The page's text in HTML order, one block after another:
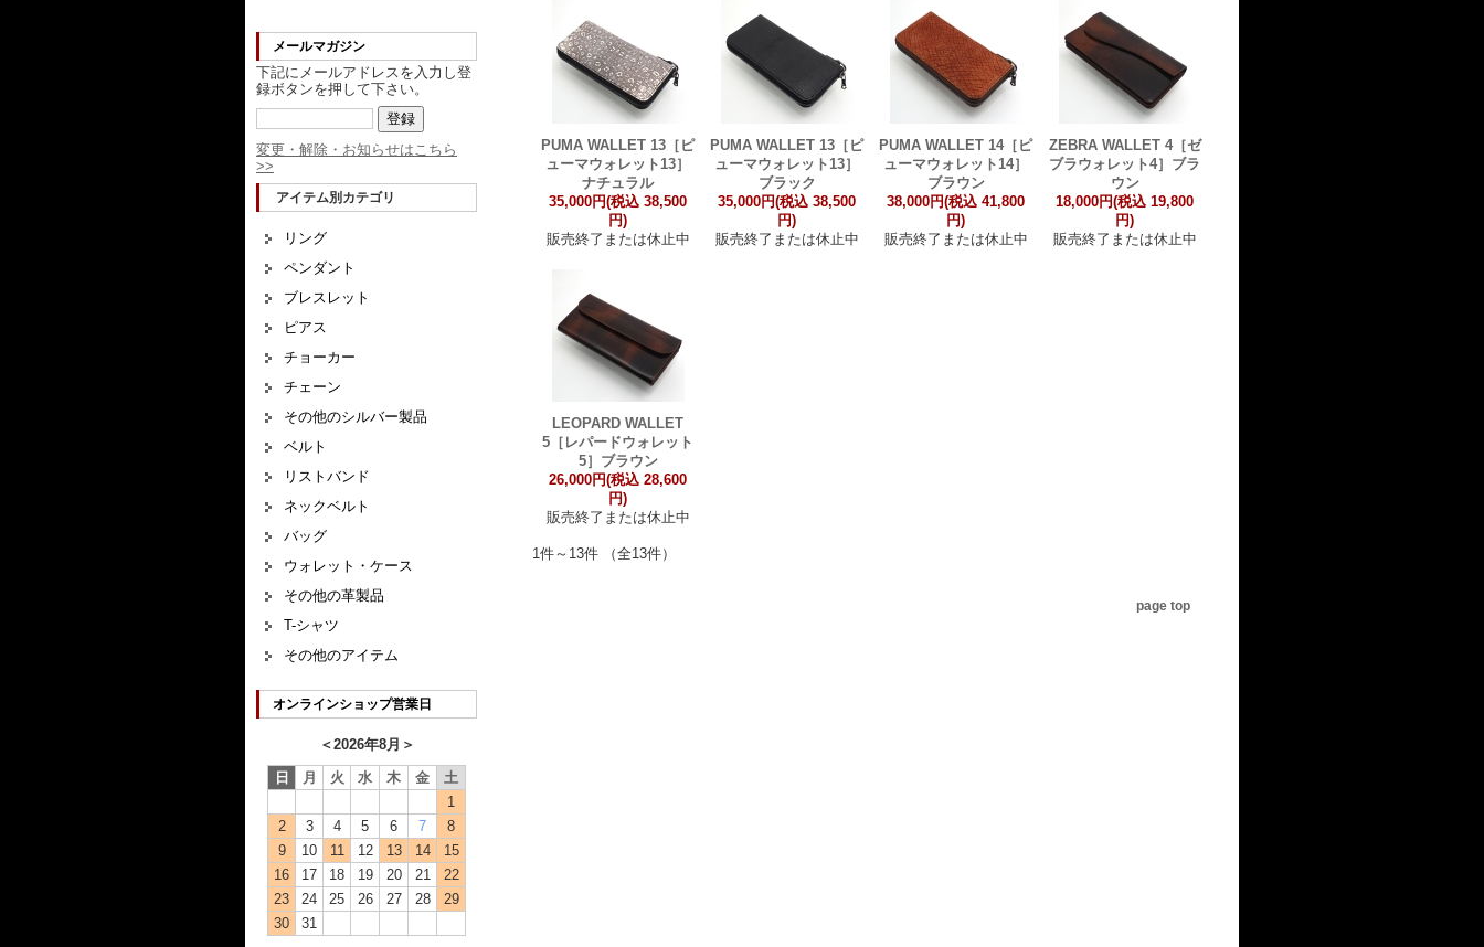
メールマガジン
下記にメールアドレスを入力し登
録ボタンを押して下さい。
変更・解除・お知らせはこちら
>>
アイテム別カテゴリ
リング
ペンダント
ブレスレット
ピアス
チョーカー
チェーン
その他のシルバー製品
ベルト
リストバンド
ネックベルト
バッグ
ウォレット・ケース
その他の革製品
T-シャツ
その他のアイテム
オンラインショップ営業日
＜2026年8月 ＞
日
月 火 水 木 金
土
1
2
3 4 5 6 7
8
9
10 11 12 13 14
15
16
17 18 19 20 21
22
23
24 25 26 27 28
29
30
31
PUMA WALLET 13［ピ
ューマウォレット13］
ナチュラル
35,000円(税込 38,500
円)
販売終了または休止中
PUMA WALLET 13［ピ
ューマウォレット13］
ブラック
35,000円(税込 38,500
円)
販売終了または休止中
PUMA WALLET 14［ピ
ューマウォレット14］
ブラウン
38,000円(税込 41,800
円)
販売終了または休止中
ZEBRA WALLET 4［ゼ
ブラウォレット4］ブラ
ウン
18,000円(税込 19,800
円)
販売終了または休止中
LEOPARD WALLET
5［レパードウォレット
5］ブラウン
26,000円(税込 28,600
円)
販売終了または休止中
1件～13件 （全13件）
page top